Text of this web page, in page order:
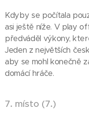
Kdyby se počítala
asi ještě níže. V play
předváděl výkony,
Jeden z největších
aby se mohl konečně
domácí hráče.
7. místo (7.)